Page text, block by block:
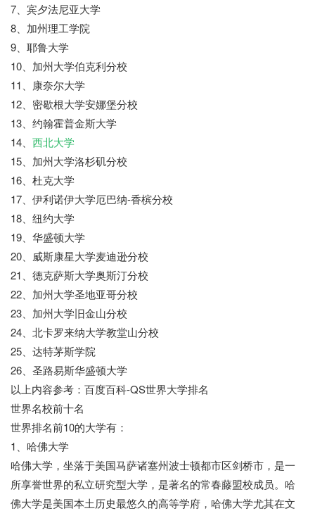
7、宾夕法尼亚大学
8、加州理工学院
9、耶鲁大学
10、加州大学伯克利分校
11、康奈尔大学
12、密歇根大学安娜堡分校
13、约翰霍普金斯大学
14、 西北大学
15、加州大学洛杉矶分校
16、杜克大学
17、伊利诺伊大学厄巴纳-香槟分校
18、纽约大学
19、华盛顿大学
20、威斯康星大学麦迪逊分校
21、德克萨斯大学奥斯汀分校
22、加州大学圣地亚哥分校
23、加州大学旧金山分校
24、北卡罗来纳大学教堂山分校
25、达特茅斯学院
26、圣路易斯华盛顿大学
以上内容参考：百度百科-QS世界大学排名
世界名校前十名
世界排名前10的大学有：
1、哈佛大学
哈佛大学，坐落于美国马萨诸塞州波士顿都市区剑桥市，是一
所享誉世界的私立研究型大学，是著名的常春藤盟校成员。哈
佛大学是美国本土历史最悠久的高等学府，哈佛大学尤其在文